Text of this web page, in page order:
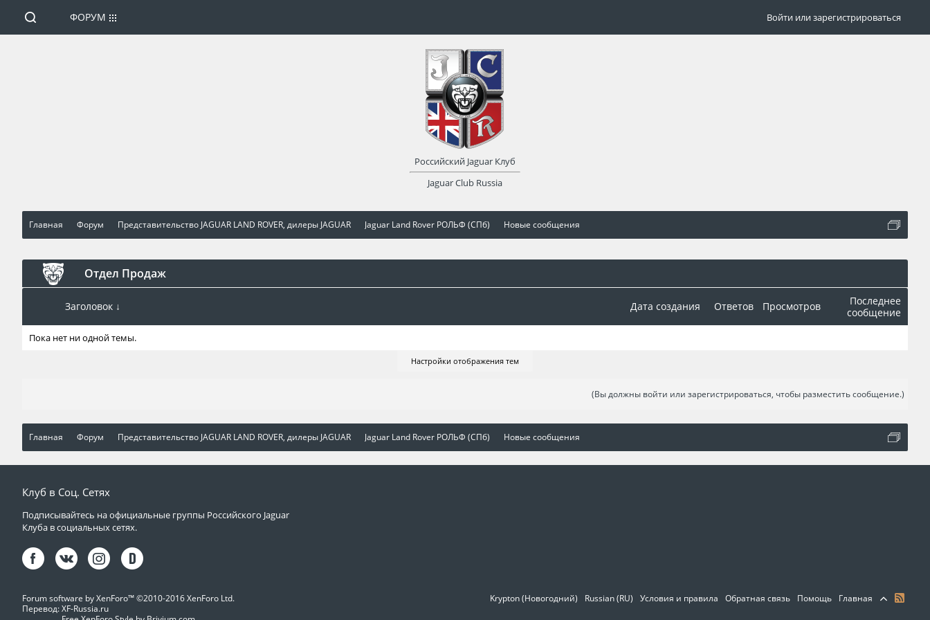
Главная Форум Представительство JAGUAR LAND ROVER, дилеры JAGUAR Jaguar Land Rover РОЛЬФ (СПб) Новые сообщения
Отдел Продаж
Заголовок ↓ Дата создания Ответов Просмотров
Последнее
сообщение
Пока нет ни одной темы.
Настройки отображения тем
(Вы должны войти или зарегистрироваться, чтобы разместить сообщение.)
Главная Форум Представительство JAGUAR LAND ROVER, дилеры JAGUAR Jaguar Land Rover РОЛЬФ (СПб) Новые сообщения
ФОРУМ
Российский Jaguar Клуб
Jaguar Club Russia
Войти или зарегистрироваться
Клуб в Соц. Сетях
Подписывайтесь на официальные группы Российского Jaguar
Клуба в социальных сетях.
Forum software by XenForo™©2010-2016 XenForo Ltd.
Перевод:XF-Russia.ru
Krypton (Новогодний) Russian (RU) Условия и правила Обратная связь Помощь Главная